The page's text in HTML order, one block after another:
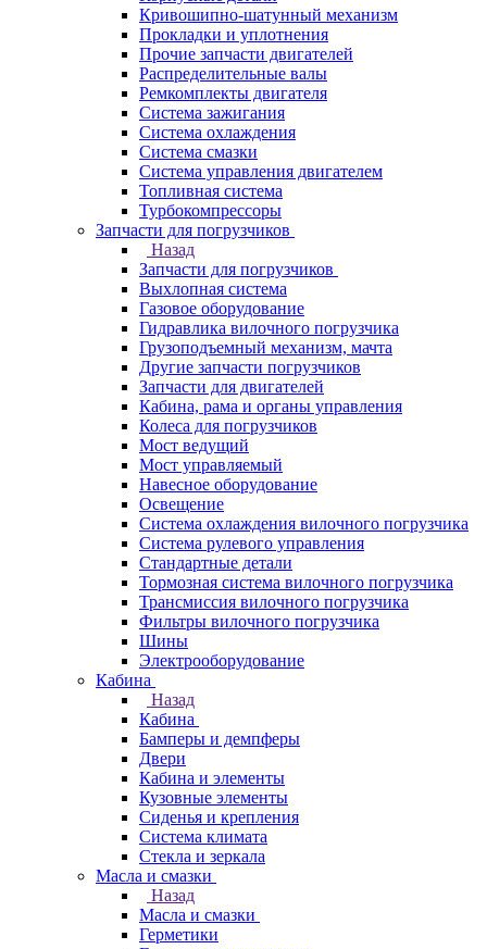
Кривошипно-шатунный механизм
Прокладки и уплотнения
Прочие запчасти двигателей
Распределительные валы
Ремкомплекты двигателя
Система зажигания
Система охлаждения
Система смазки
Система управления двигателем
Топливная система
Турбокомпрессоры
Запчасти для погрузчиков
Назад
Запчасти для погрузчиков
Выхлопная система
Газовое оборудование
Гидравлика вилочного погрузчика
Грузоподъемный механизм, мачта
Другие запчасти погрузчиков
Запчасти для двигателей
Кабина, рама и органы управления
Колеса для погрузчиков
Мост ведущий
Мост управляемый
Навесное оборудование
Освещение
Система охлаждения вилочного погрузчика
Система рулевого управления
Стандартные детали
Тормозная система вилочного погрузчика
Трансмиссия вилочного погрузчика
Фильтры вилочного погрузчика
Шины
Электрооборудование
Кабина
Назад
Кабина
Бамперы и демпферы
Двери
Кабина и элементы
Кузовные элементы
Сиденья и крепления
Система климата
Стекла и зеркала
Масла и смазки
Назад
Масла и смазки
Герметики